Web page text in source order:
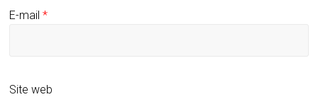
E-mail*
Site web